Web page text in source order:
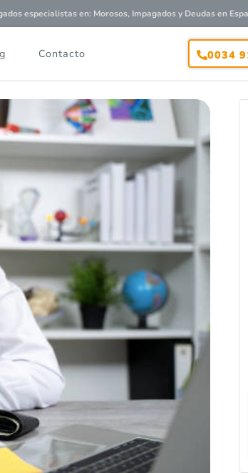
especialistasen: Morosos, Impagados y Deudas en
Contacto 0034